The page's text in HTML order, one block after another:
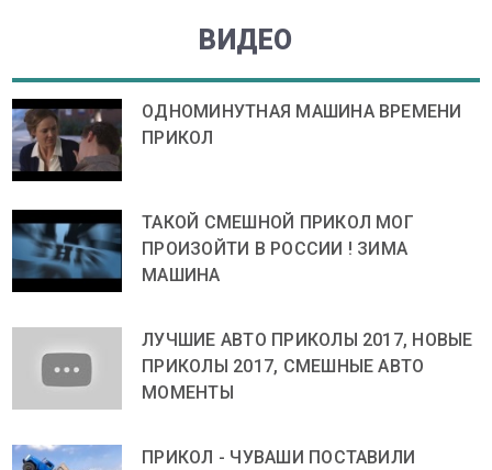
ВИДЕО
ОДНОМИНУТНАЯ МАШИНА ВРЕМЕНИ
ПРИКОЛ
ТАКОЙ СМЕШНОЙ ПРИКОЛ МОГ
ПРОИЗОЙТИ В РОССИИ ! ЗИМА
МАШИНА
ЛУЧШИЕ АВТО ПРИКОЛЫ 2017, НОВЫЕ
ПРИКОЛЫ 2017, СМЕШНЫЕ АВТО
МОМЕНТЫ
ПРИКОЛ - ЧУВАШИ ПОСТАВИЛИ